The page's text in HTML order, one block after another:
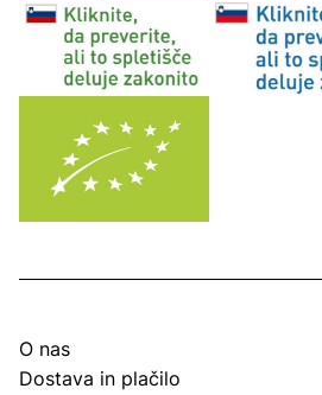
O nas
Dostava in plačilo